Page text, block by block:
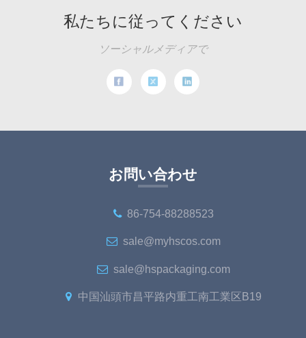
私たちに従ってください
ソーシャルメディアで
お問い合わせ
86-754-88288523
sale@myhscos.com
sale@hspackaging.com
中国汕頭市昌平路内重工南工業区B19